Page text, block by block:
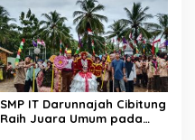
SMP IT Darunnajah Cibitung
Raih Juara Umum pada